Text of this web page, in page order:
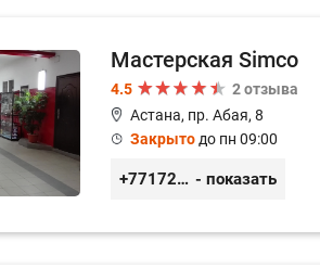
Мастерская Simco
4.5
2 отзыва
Астана, пр. Абая, 8
Закрытодо пн 09:00
+77172481239 - показать